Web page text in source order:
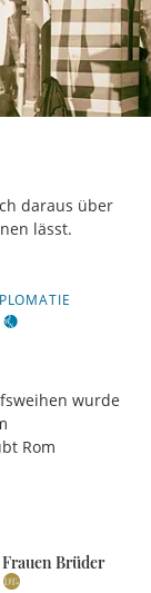
daraus über
lässt.
wurde
Rom
Brüder